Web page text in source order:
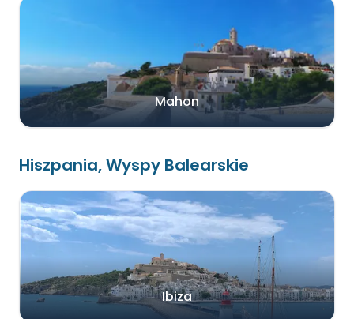
Mahon
Hiszpania, Wyspy Balearskie
Ibiza